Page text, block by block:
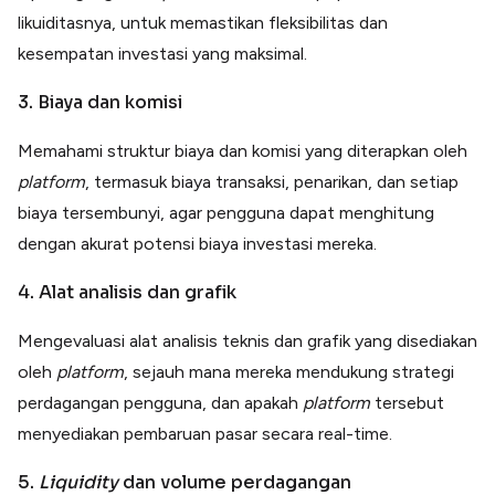
likuiditasnya, untuk memastikan fleksibilitas dan
kesempatan investasi yang maksimal.
3. Biaya dan komisi
Memahami struktur biaya dan komisi yang diterapkan oleh
platform, termasuk biaya transaksi, penarikan, dan setiap
biaya tersembunyi, agar pengguna dapat menghitung
dengan akurat potensi biaya investasi mereka.
4. Alat analisis dan grafik
Mengevaluasi alat analisis teknis dan grafik yang disediakan
oleh platform, sejauh mana mereka mendukung strategi
perdagangan pengguna, dan apakah platform tersebut
menyediakan pembaruan pasar secara real-time.
5. Liquiditydan volume perdagangan